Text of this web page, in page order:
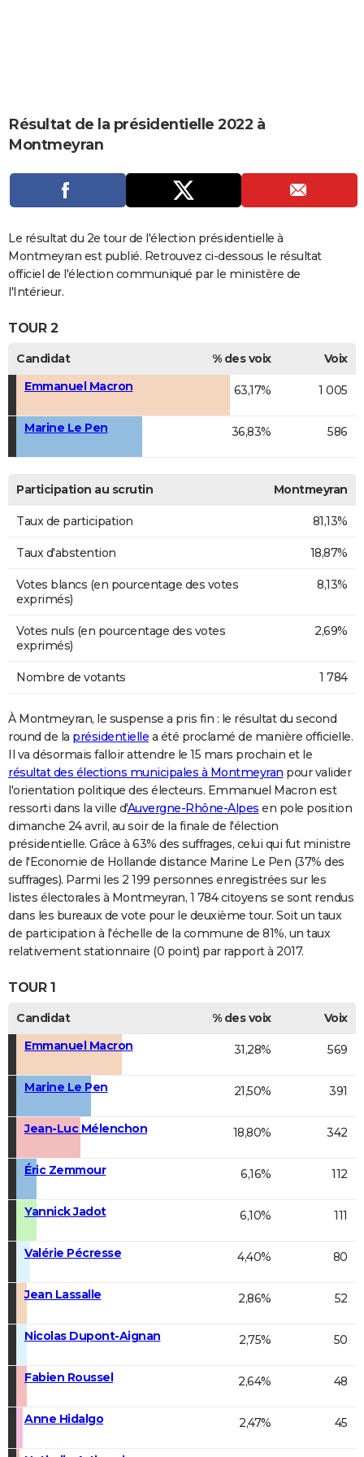
CARTE DE VOEUX
Carte de Noël
Carte Bonne année
Carte Saint-Valentin
Carte Pâques
Carte d'anniversaire
DICTIONNAIRE
Dictionnaire
Biographies
Expressions
Proverbes
PROGRAMME TV
S'inscrire
Se connecter
Lycées
Collèges
Primaires
Universités
Entreprises
Service militaire
Avis de recherche
AVIS DE DÉCÈS
Résultat de la présidentielle 2022 à
Montmeyran
Le résultat du 2e tour de l'élection présidentielle à
Montmeyran est publié. Retrouvez ci-dessous le résultat
officiel de l'élection communiqué par le ministère de
l'Intérieur.
TOUR 2
Candidat % des voix
Voix
Emmanuel Macron
63,17% 1 005
Marine Le Pen 36,83% 586
Participation au scrutin Montmeyran
Taux de participation 81,13%
Taux d'abstention 18,87%
Votes blancs (en pourcentage des votes
exprimés)
8,13%
Votes nuls (en pourcentage des votes
exprimés)
2,69%
Nombre de votants 1 784
À Montmeyran, le suspense a pris fin : le résultat du second
round de la présidentielle a été proclamé de manière officielle.
Il va désormais falloir attendre le 15 mars prochain et le
résultat des élections municipales à Montmeyran pour valider
l'orientation politique des électeurs. Emmanuel Macron est
ressorti dans la ville d'Auvergne-Rhône-Alpes en pole position
dimanche 24 avril, au soir de la finale de l'élection
présidentielle. Grâce à 63% des suffrages, celui qui fut ministre
de l'Economie de Hollande distance Marine Le Pen (37% des
suffrages). Parmi les 2 199 personnes enregistrées sur les
listes électorales à Montmeyran, 1 784 citoyens se sont rendus
dans les bureaux de vote pour le deuxième tour. Soit un taux
de participation à l'échelle de la commune de 81%, un taux
relativement stationnaire (0 point) par rapport à 2017.
TOUR 1
Candidat % des voix
Voix
Emmanuel Macron
31,28% 569
Marine Le Pen 21,50% 391
Jean-Luc Mélenchon 18,80% 342
Éric Zemmour 6,16% 112
Yannick Jadot 6,10% 111
Valérie Pécresse 4,40% 80
Jean Lassalle 2,86% 52
Nicolas Dupont-Aignan 2,75% 50
Fabien Roussel 2,64% 48
Anne Hidalgo 2,47% 45